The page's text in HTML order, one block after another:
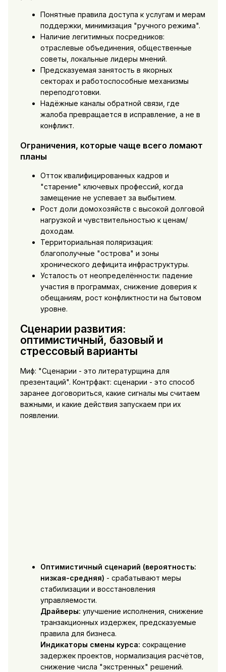
Понятные правила доступа к услугам и мерам
поддержки, минимизация "ручного режима".
Наличие легитимных посредников:
отраслевые объединения, общественные
советы, локальные лидеры мнений.
Предсказуемая занятость в якорных
секторах и работоспособные механизмы
переподготовки.
Надёжные каналы обратной связи, где
жалоба превращается в исправление, а не в
конфликт.
Ограничения, которые чаще всего ломают
планы
Отток квалифицированных кадров и
"старение" ключевых профессий, когда
замещение не успевает за выбытием.
Рост доли домохозяйств с высокой долговой
нагрузкой и чувствительностью к ценам/
доходам.
Территориальная поляризация:
благополучные "острова" и зоны
хронического дефицита инфраструктуры.
Усталость от неопределённости: падение
участия в программах, снижение доверия к
обещаниям, рост конфликтности на бытовом
уровне.
Сценарии развития:
оптимистичный, базовый и
стрессовый варианты
Миф: "Сценарии - это литературщина для
презентаций". Контрфакт: сценарии - это способ
заранее договориться, какие сигналы мы считаем
важными, и какие действия запускаем при их
появлении.
Оптимистичный сценарий (вероятность:
низкая-средняя) - срабатывают меры
стабилизации и восстановления
управляемости.
Драйверы: улучшение исполнения, снижение
транзакционных издержек, предсказуемые
правила для бизнеса.
Индикаторы смены курса: сокращение
задержек проектов, нормализация расчётов,
снижение числа "экстренных" решений.